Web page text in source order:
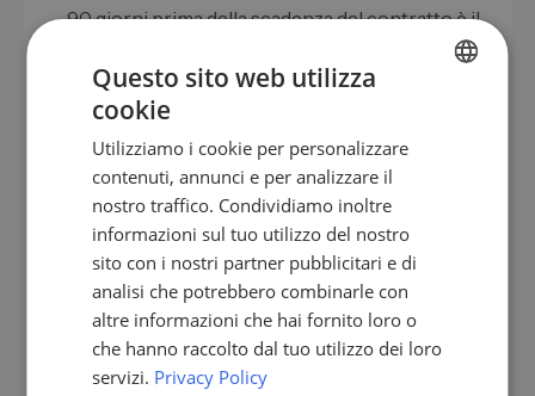
90 giorni prima della scadenza del contratto è il
anziché solo di rinnovo.
cinque passaggi aumenteranno in genere il proprio
NRR da 5 a 15 punti percentuali nel corso di 12 mesi.
Errori comuni nel cross-selling e
nell'upselling
Quattro errori sono particolarmente comuni e
EN
FR
IT
NL
PL
Questo sito web utilizza
cookie
Utilizziamo i cookie per personalizzare
contenuti, annunci e per analizzare il
nostro traffico. Condividiamo inoltre
informazioni sul tuo utilizzo del nostro
sito con i nostri partner pubblicitari e di
analisi che potrebbero combinarle con
altre informazioni che hai fornito loro o
che hanno raccolto dal tuo utilizzo dei loro
servizi. Privacy Policy